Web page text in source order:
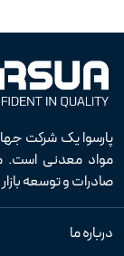
پارسوا یک شرکت
مواد معدنی است.
صادرات و توسعه
درباره ما